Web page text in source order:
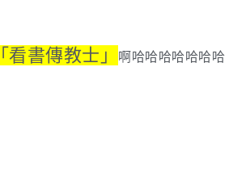
「看書傳教士」
啊哈哈哈哈哈哈哈